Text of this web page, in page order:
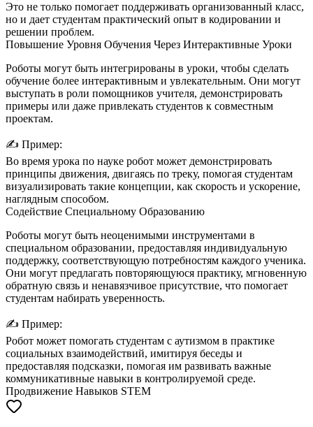
Это не только помогает поддерживать организованный класс,
но и дает студентам практический опыт в кодировании и
решении проблем.
Повышение Уровня Обучения Через Интерактивные Уроки
Роботы могут быть интегрированы в уроки, чтобы сделать
обучение более интерактивным и увлекательным. Они могут
выступать в роли помощников учителя, демонстрировать
примеры или даже привлекать студентов к совместным
проектам.
✍️ Пример:
Во время урока по науке робот может демонстрировать
принципы движения, двигаясь по треку, помогая студентам
визуализировать такие концепции, как скорость и ускорение,
наглядным способом.
Содействие Специальному Образованию
Роботы могут быть неоценимыми инструментами в
специальном образовании, предоставляя индивидуальную
поддержку, соответствующую потребностям каждого ученика.
Они могут предлагать повторяющуюся практику, мгновенную
обратную связь и ненавязчивое присутствие, что помогает
студентам набирать уверенность.
✍️ Пример:
Робот может помогать студентам с аутизмом в практике
социальных взаимодействий, имитируя беседы и
предоставляя подсказки, помогая им развивать важные
коммуникативные навыки в контролируемой среде.
Продвижение Навыков STEM